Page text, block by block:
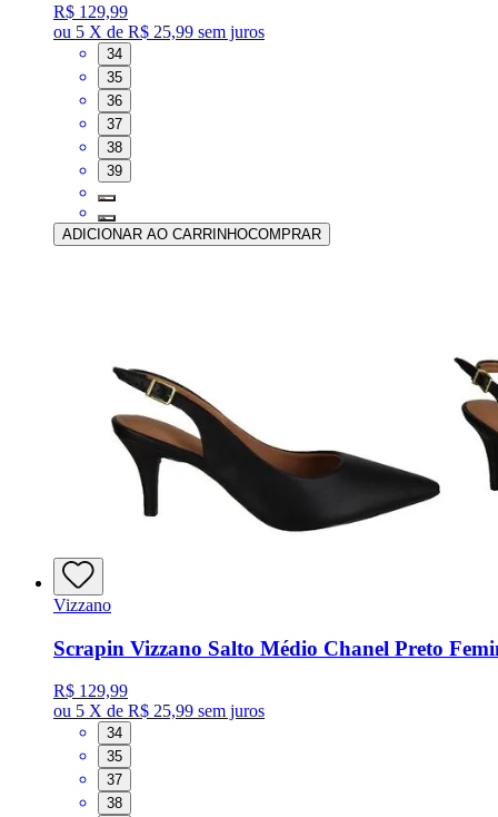
R$ 129,99
ou 5 X de R$ 25,99 sem juros
34
35
36
37
38
39
ADICIONAR AO CARRINHOCOMPRAR
Vizzano
Scrapin Vizzano Salto Médio Chanel Preto
R$ 129,99
ou 5 X de R$ 25,99 sem juros
34
35
37
38